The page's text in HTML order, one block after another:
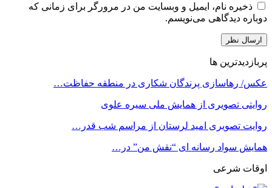
ذخیره نام، ایمیل و وبسایت من در مرورگر برای زمانی که
دوباره دیدگاهی می‌نویسم.
پربازدیدترین ها
عکس/ رهاسازی پرندگان شکاری در منطقه حفاظت…
روایتی تصویری از همایش ملی سیره علوی
روایت تصویری امید لرستان از مراسم شب قدر…
همایش سواد رسانه ای “نقش من” در…
اوقات شرعی